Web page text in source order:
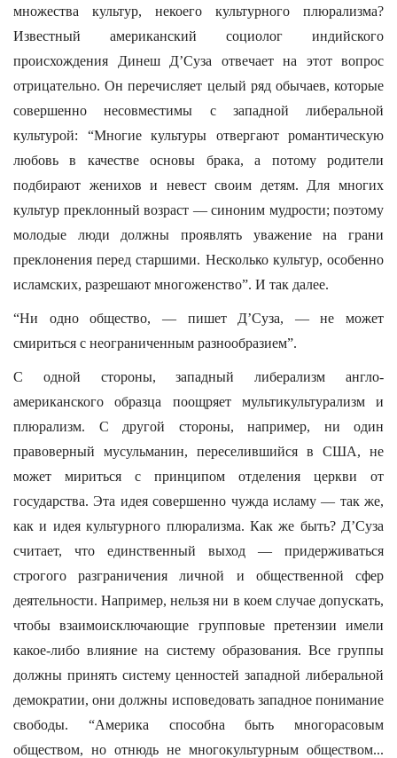
множества культур, некоего культурного плюрализма?
Известный американский социолог индийского
происхождения Динеш Д’Суза отвечает на этот вопрос
отрицательно. Он перечисляет целый ряд обычаев, которые
совершенно несовместимы с западной либеральной
культурой: “Многие культуры отвергают романтическую
любовь в качестве основы брака, а потому родители
подбирают женихов и невест своим детям. Для многих
культур преклонный возраст — синоним мудрости; поэтому
молодые люди должны проявлять уважение на грани
преклонения перед старшими. Несколько культур, особенно
исламских, разрешают многоженство”. И так далее.
“Ни одно общество, — пишет Д’Суза, — не может
смириться с неограниченным разнообразием”.
С одной стороны, западный либерализм англо-
американского образца поощряет мультикультурализм и
плюрализм. С другой стороны, например, ни один
правоверный мусульманин, переселившийся в США, не
может мириться с принципом отделения церкви от
государства. Эта идея совершенно чужда исламу — так же,
как и идея культурного плюрализма. Как же быть? Д’Суза
считает, что единственный выход — придерживаться
строгого разграничения личной и общественной сфер
деятельности. Например, нельзя ни в коем случае допускать,
чтобы взаимоисключающие групповые претензии имели
какое-либо влияние на систему образования. Все группы
должны принять систему ценностей западной либеральной
демократии, они должны исповедовать западное понимание
свободы. “Америка способна быть многорасовым
обществом, но отнюдь не многокультурным обществом...